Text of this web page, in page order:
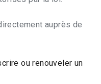
auprès de
ou renouveler un